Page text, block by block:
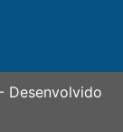
Desenvolvido